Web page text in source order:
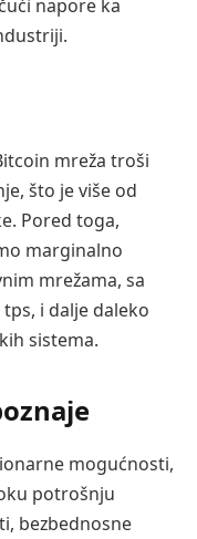
napore ka
mreža troši
što je više od
Pored toga,
marginalno
mrežama, sa
i dalje daleko
sistema.
mogućnosti,
potrošnju
bezbednosne